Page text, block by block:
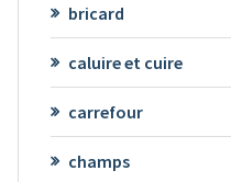
bricard
caluire et cuire
carrefour
champs